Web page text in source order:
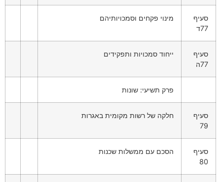
סעיף
77ד
מינוי פקחים וסמכויותיהם
סעיף
77ה
ייחוד סמכויות ותפקידים
פרק תשיעי: שונות
סעיף
79
חלקה של רשות מקומית באגרות
סעיף
80
הסכם עם ממשלות שכנות